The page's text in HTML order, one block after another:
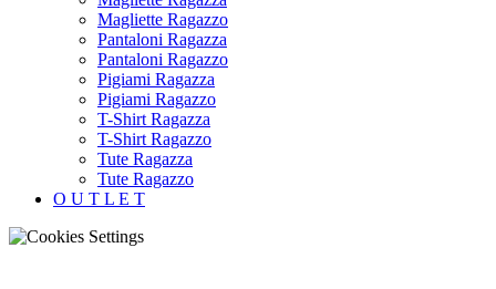
Magliette Ragazzo
Pantaloni Ragazza
Pantaloni Ragazzo
Pigiami Ragazza
Pigiami Ragazzo
T-Shirt Ragazza
T-Shirt Ragazzo
Tute Ragazza
Tute Ragazzo
O U T L E T